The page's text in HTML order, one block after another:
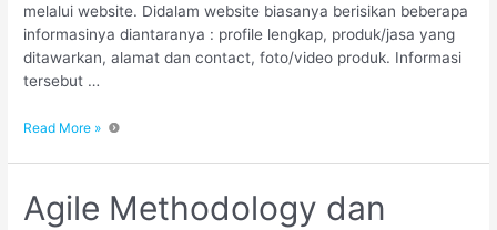
melalui website. Didalam website biasanya berisikan beberapa
informasinya diantaranya : profile lengkap, produk/jasa yang
ditawarkan, alamat dan contact, foto/video produk. Informasi
tersebut …
Read More »
Agile Methodology dan